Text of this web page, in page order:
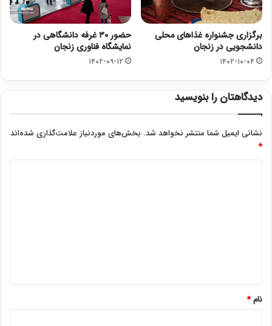
برگزاری جشنواره غذاهای محلی
دانشجویی در زنجان
۱۴۰۲-۱۰-۰۴
حضور ۳۰ غرفه دانشگاهی در
نمایشگاه فناوری زنجان
۱۴۰۲-۰۹-۱۲
دیدگاهتان را بنویسید
نشانی ایمیل شما منتشر نخواهد شد. بخش‌های موردنیاز علامت‌گذاری شده‌اند
*
نام*